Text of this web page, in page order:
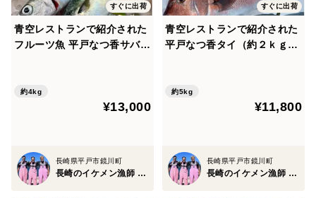
すぐに出荷
青空レストランで紹介された
フルーツ魚 平戸なつ香サバ
するフルーツ魚【お中元】
【夏ギフト】【熨斗対応可】
約4kg
¥13,000
長崎県平戸市鏡川町
長崎のイケメン漁師 坂野水産
すぐに出荷
青空レストランで紹介された
平戸なつ香タイ（約２ｋｇ）
付き】長崎を代表する【お中
元】【夏ギフト】【熨斗対応
約5kg
¥11,800
長崎県平戸市鏡川町
長崎のイケメン漁師 坂野水産